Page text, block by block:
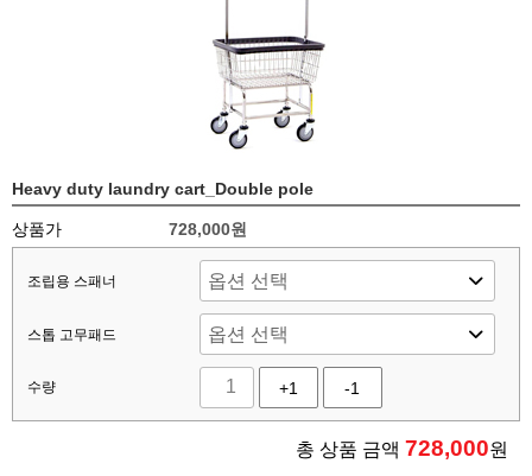
Heavy duty laundry cart_Double pole
상품가 728,000원
조립용 스패너
스톱 고무패드
수량 +1 -1
총 상품 금액 728,000원